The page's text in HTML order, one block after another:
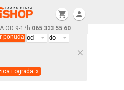
OD 9-17h 065 333 55 60
shopping_cart person
ponuda
clear
i ograda x